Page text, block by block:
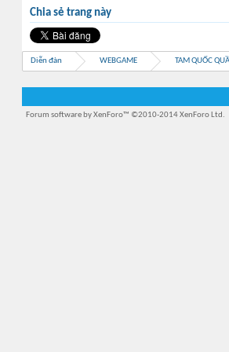
Chia sẻ trang này
Diễn đàn WEBGAME TAM QUỐC
Forum software by XenForo™ ©2010-2014 XenForo Ltd.